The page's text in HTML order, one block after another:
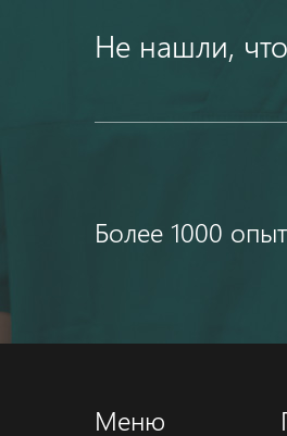
Не нашли,
Более 1000
Меню